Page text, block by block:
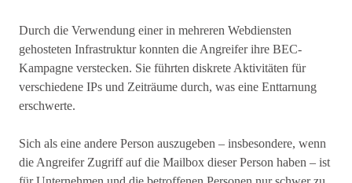
Durch die Verwendung einer in mehreren Webdiensten
gehosteten Infrastruktur konnten die Angreifer ihre BEC-
Kampagne verstecken. Sie führten diskrete Aktivitäten für
verschiedene IPs und Zeiträume durch, was eine Enttarnung
erschwerte.
Sich als eine andere Person auszugeben – insbesondere, wenn
die Angreifer Zugriff auf die Mailbox dieser Person haben – ist